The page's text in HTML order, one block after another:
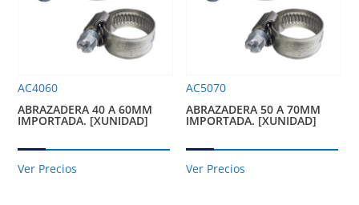
AC4060
ABRAZADERA 40 A 60MM
IMPORTADA. [XUNIDAD]
Ver Precios
AC5070
ABRAZADERA 50 A 70MM
IMPORTADA. [XUNIDAD]
Ver Precios